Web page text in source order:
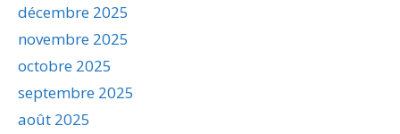
décembre 2025
novembre 2025
octobre 2025
septembre 2025
août 2025